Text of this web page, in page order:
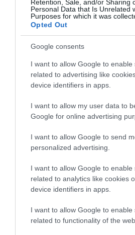
Retention, Sale, and/or Sharing
Personal Data that Is Unrelated
Purposes for which it was
Opted Out
Google consents
I want to allow Google to enable
related to advertising like
device identifiers in apps.
I want to allow my user data to
Google for online advertising
I want to allow Google to send
personalized advertising.
I want to allow Google to enable
related to analytics like cookies
device identifiers in apps.
I want to allow Google to enable
related to functionality of the
Μητέρα και γιος οι νεκροί από τη
σύγκρουση αυτοκινήτου με
φορτηγό
Ράγισαν καρδιές στην Εύβοια: Το
τελευταίο «αντίο» στον 36χρονο
Νέο επίδομα 600 ευρώ για
σπουδαστές: Οι δικαιούχοι
Αυτός ο δήμος της Εύβοιας πάει
στα δικαστήρια για τις
07.08.2026 | 18:40
πρόσωπο: Έρχονται
40άρια μαζί με
θυελλώδη μελτέμια
Μητέρα και γιος οι
σύγκρουση
αυτοκινήτου με
η
για